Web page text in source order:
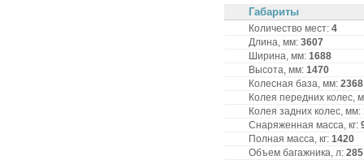
Габариты
Количество мест: 4
Длина, мм: 3607
Ширина, мм: 1688
Высота, мм: 1470
Колесная база, мм: 2368
Колея передних колес,
Колея задних колес, мм:
Снаряженная масса, кг:
Полная масса, кг: 1420
Объем багажника, л: 285